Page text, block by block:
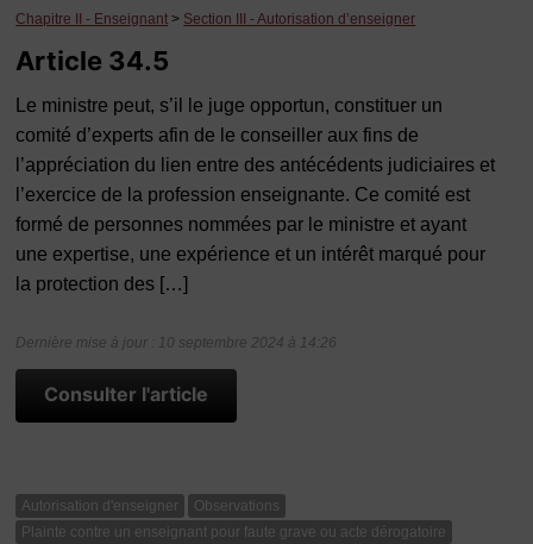
Chapitre II - Enseignant > Section III - Autorisation d’enseigner
Article 34.5
Le ministre peut, s’il le juge opportun, constituer un
comité d’experts afin de le conseiller aux fins de
l’appréciation du lien entre des antécédents judiciaires et
l’exercice de la profession enseignante. Ce comité est
formé de personnes nommées par le ministre et ayant
une expertise, une expérience et un intérêt marqué pour
la protection des […]
Dernière mise à jour : 10 septembre 2024 à 14:26
Consulter l'article
Autorisation d'enseigner
Observations
Plainte contre un enseignant pour faute grave ou acte dérogatoire